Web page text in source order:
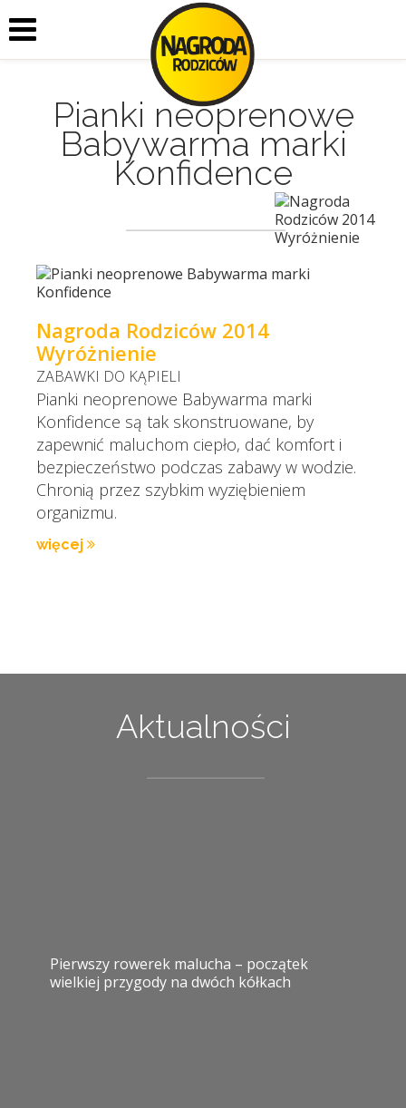
Pianki neoprenowe
Babywarma marki
Konfidence
Nagroda Rodziców 2014
Wyróżnienie
ZABAWKI DO KĄPIELI
Pianki neoprenowe Babywarma marki
Konfidence są tak skonstruowane, by
zapewnić maluchom ciepło, dać komfort i
bezpieczeństwo podczas zabawy w wodzie.
Chronią przez szybkim wyziębieniem
organizmu.
więcej
Aktualności
Pierwszy rowerek malucha – początek
wielkiej przygody na dwóch kółkach